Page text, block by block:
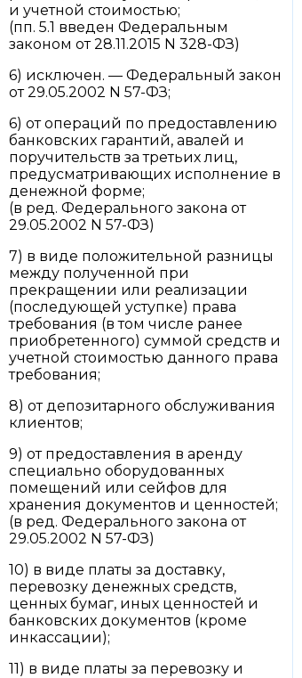
и учетной стоимостью;
(пп. 5.1 введен Федеральным
законом от 28.11.2015 N 328-ФЗ)
6) исключен. — Федеральный закон
от 29.05.2002 N 57-ФЗ;
6) от операций по предоставлению
банковских гарантий, авалей и
поручительств за третьих лиц,
предусматривающих исполнение в
денежной форме;
(в ред. Федерального закона от
29.05.2002 N 57-ФЗ)
7) в виде положительной разницы
между полученной при
прекращении или реализации
(последующей уступке) права
требования (в том числе ранее
приобретенного) суммой средств и
учетной стоимостью данного права
требования;
8) от депозитарного обслуживания
клиентов;
9) от предоставления в аренду
специально оборудованных
помещений или сейфов для
хранения документов и ценностей;
(в ред. Федерального закона от
29.05.2002 N 57-ФЗ)
10) в виде платы за доставку,
перевозку денежных средств,
ценных бумаг, иных ценностей и
банковских документов (кроме
инкассации);
11) в виде платы за перевозку и